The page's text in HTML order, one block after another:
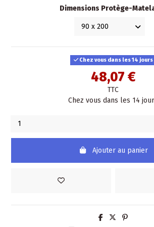
Dimensions Protège-
Chez vous dans les 14 jours
48,07 €
TTC
Chez vous dans les 14
Ajouter au panier